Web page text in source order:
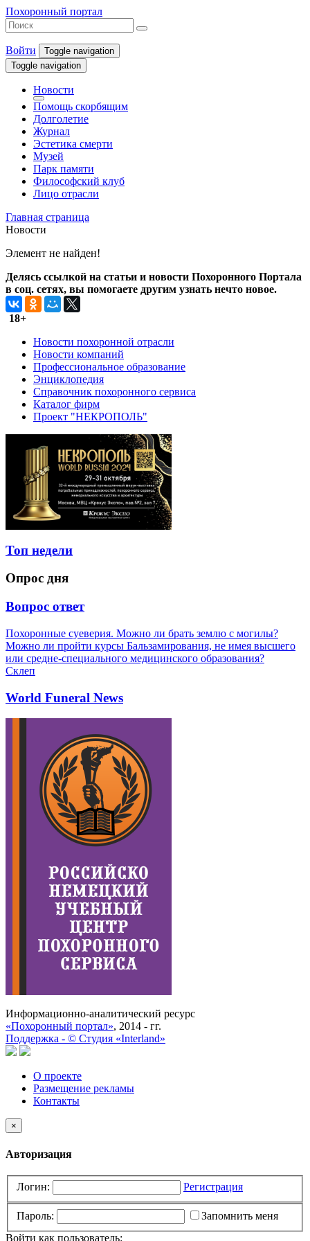
Похоронный портал
Войти
Toggle navigation
Toggle navigation
Новости
Помощь скорбящим
Долголетие
Журнал
Эстетика смерти
Музей
Парк памяти
Философский клуб
Лицо отрасли
Главная страница
Новости
Элемент не найден!
Делясь ссылкой на статьи и новости Похоронного Портала
в соц. сетях, вы помогаете другим узнать нечто новое.
18+
Новости похоронной отрасли
Новости компаний
Профессиональное образование
Энциклопедия
Справочник похоронного сервиса
Каталог фирм
Проект "НЕКРОПОЛЬ"
Топ недели
Опрос дня
Вопрос ответ
Похоронные суеверия. Можно ли брать землю с могилы?
Можно ли пройти курсы Бальзамирования, не имея высшего
или средне-специального медицинского образования?
Склеп
World Funeral News
Информационно-аналитический ресурс
«Похоронный портал», 2014 - гг.
Поддержка - © Cтудия «Interland»
О проекте
Размещение рекламы
Контакты
×
Авторизация
Логин: Регистрация
Пароль:
Запомнить меня
Войти как пользователь: